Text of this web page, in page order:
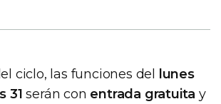
ciclo, las funciones del lunes
31 serán con entrada gratuita y